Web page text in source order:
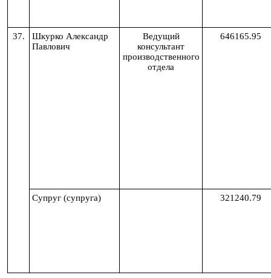
37.
Шкурко Александр
Павлович
Ведущий
консультант
производственного
отдела
646165.95
Супруг (супруга) 321240.79